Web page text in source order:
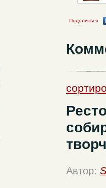
Поделиться
Автор: